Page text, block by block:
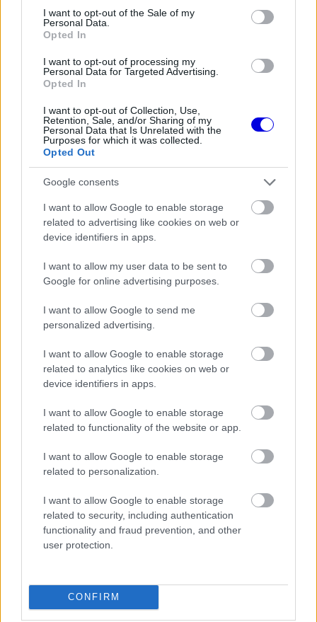
consent section.
I want to opt-out of the Sale of my
Personal Data.
Opted In
I want to opt-out of processing my
Personal Data for Targeted Advertising.
Opted In
I want to opt-out of Collection, Use,
Retention, Sale, and/or Sharing of my
Personal Data that Is Unrelated with the
Purposes for which it was collected.
Opted Out
Google consents
I want to allow Google to enable storage
related to advertising like cookies on web or
device identifiers in apps.
I want to allow my user data to be sent to
Google for online advertising purposes.
I want to allow Google to send me
personalized advertising.
I want to allow Google to enable storage
related to analytics like cookies on web or
device identifiers in apps.
I want to allow Google to enable storage
related to functionality of the website or app.
I want to allow Google to enable storage
related to personalization.
I want to allow Google to enable storage
related to security, including authentication
functionality and fraud prevention, and other
user protection.
CONFIRM
Video
modal
window.
A hétszeres világbajnok csapatváltása óta
hatalmas figyelem övezi az együttműködést, ezért
az első közös siker mérföldkőnek számít a
világbajnok versenyző és aFerrari
kapcsolatában. A történetről a Ferrari hivatalos
a versenyt követő önfeledt pillanatokat mutatta
FORMA-1
Toto Wolff ajánlatát Antonelli
FORMA-1
azt hitte, hogy minden rendben
van
mégis elvetették a Ferrari nagy
trükkjét